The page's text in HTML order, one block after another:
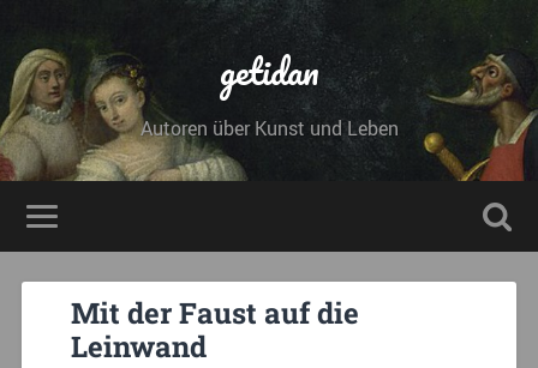
getidan
Autoren über Kunst und Leben
Mit der Faust auf die
Leinwand